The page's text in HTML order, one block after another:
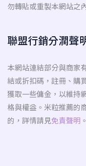
勿轉貼或重製本網站之
聯盟行銷分潤聲
本網站連結部分與商家
結或折扣碼，註冊、購
獲取一些傭金，以維持
格與權益。米粒推薦的
的，詳情請見 免責聲明 。